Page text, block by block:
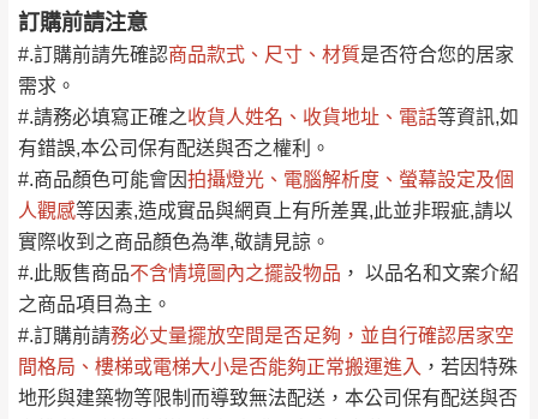
訂購前請注意
#.訂購前請先確認商品款式、尺寸、材質是否符合您的居家
需求。
#.請務必填寫正確之收貨人姓名、收貨地址、電話等資訊,如
有錯誤,本公司保有配送與否之權利。
#.商品顏色可能會因拍攝燈光、電腦解析度、螢幕設定及個
人觀感等因素,造成實品與網頁上有所差異,此並非瑕疵,請以
實際收到之商品顏色為準,敬請見諒。
#.此販售商品不含情境圖內之擺設物品 ， 以品名和文案介紹
之商品項目為主。
#.訂購前請務必丈量擺放空間是否足夠 ，並自行確認居家空
間格局、 樓梯或電梯大小是否能夠正常搬運進入 ，若因特殊
地形與建築物等限制而導致無法配送，本公司保有配送與否
運 費 說 明
運送地區 運送費用
偏遠地區
（請先線上詢問 LINE
→@dershin ）
桃園 復興鄉
新竹
峨眉鄉、五峰鄉、
橫山、北埔鄉、尖
石鄉、寶山鄉山
注意事項：
由於品項繁多，網頁無法及時更新，如有需
Line客服」來信確認商品是否有「現貨」與
「金額」。
若商品價格或庫存有異常，商家有權取消訂
單。部分網路商品恕無法更改原設計或客製，敬請
見諒！
接單後二日內(不含例假日)，我們客服會與您
電話聯絡或E-Mail通知確認訂單。
（線上客服 LINE → @dershin）
下單前先詢問是否現貨，若未詢問下單後無
0/5 (0)筆
全部 依評論高至低排列
依評論低至高排列 只顯示附上圖片
只顯示附上評論